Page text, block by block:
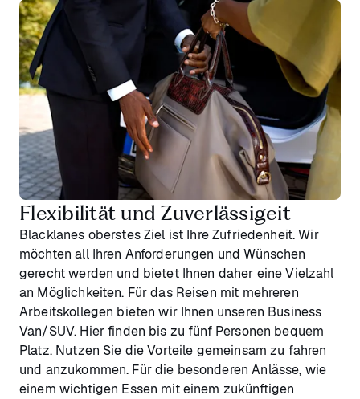
Flexibilität und Zuverlässigeit
Blacklanes oberstes Ziel ist Ihre Zufriedenheit. Wir
möchten all Ihren Anforderungen und Wünschen
gerecht werden und bietet Ihnen daher eine Vielzahl
an Möglichkeiten. Für das Reisen mit mehreren
Arbeitskollegen bieten wir Ihnen unseren Business
Van/SUV. Hier finden bis zu fünf Personen bequem
Platz. Nutzen Sie die Vorteile gemeinsam zu fahren
und anzukommen. Für die besonderen Anlässe, wie
einem wichtigen Essen mit einem zukünftigen